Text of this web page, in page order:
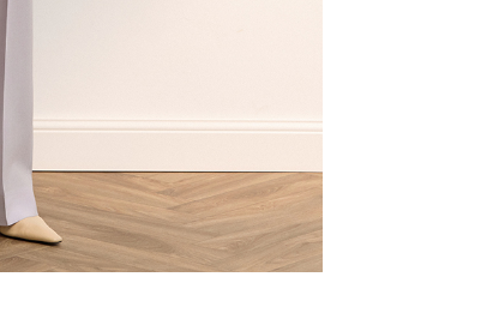
ЗНИЖКА 10% НА ПЕРШЕ
Підпишіться на розсилку та отримайте
знижки та ексклюзивних пропозицій